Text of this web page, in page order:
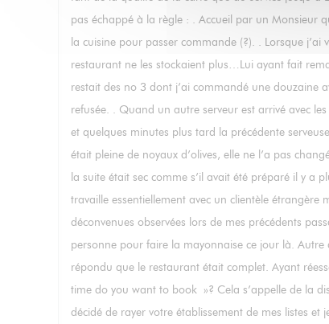
pas échappé à la règle : . Accueil par un Monsieur
la cuisine pour passer commande (?). . Lorsque
restaurant ne les stockaient plus…Lui ayant fait
restait des no 3 dont j’ai commandé une douzaine
refusée. . Quand un autre serveur est arrivé avec
et quelques minutes plus tard la précédente
était pleine de noyaux d’olives, elle ne l’a pas
la suite était sec comme s’il avait été préparé il y a
travaille essentiellement avec un clientèle étrangère
déconvenues observées lors de mes précédents
personne pour faire la mayonnaise ce jour là. Autre
répondu que le restaurant était complet. Ayant
time do you want to book »? Cela s’appelle de la
décidé de rayer votre établissement de mes listes et